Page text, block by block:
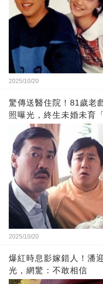
2025/10/20
驚傳送醫住院！81歲老
照曝光，終生未婚未育
2025/10/20
爆紅時息影嫁錯人！潘
光，網驚：不敢相信